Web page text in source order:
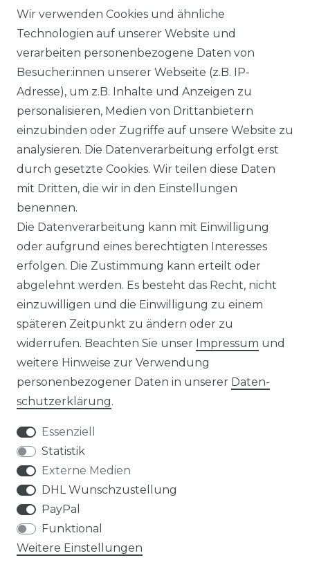
AGB
SHOP
VERSANDKOSTENINFORMATION
B2B
WUNSCHLISTE
SERVICE
RETOURENINFO
KONTAKT
ZAHLUNGSARTEN
Wir verwenden Cookies und ähnliche
Technologien auf unserer Website und
verarbeiten personenbezogene Daten von
Besucher:innen unserer Webseite (z.B. IP-
Adresse), um z.B. Inhalte und Anzeigen zu
personalisieren, Medien von Drittanbietern
einzubinden oder Zugriffe auf unsere Website zu
analysieren. Die Datenverarbeitung erfolgt erst
durch gesetzte Cookies. Wir teilen diese Daten
mit Dritten, die wir in den Einstellungen
benennen.
Die Datenverarbeitung kann mit Einwilligung
oder aufgrund eines berechtigten Interesses
erfolgen. Die Zustimmung kann erteilt oder
abgelehnt werden. Es besteht das Recht, nicht
einzuwilligen und die Einwilligung zu einem
späteren Zeitpunkt zu ändern oder zu
widerrufen. Beachten Sie unser Impressum und
weitere Hinweise zur Verwendung
personenbezogener Daten in unserer Daten­
schutz­erklärung.
Essenziell
Statistik
Externe Medien
DHL Wunschzustellung
PayPal
Funktional
Weitere Einstellungen